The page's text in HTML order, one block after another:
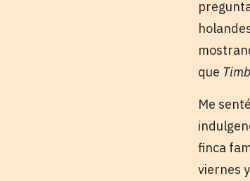
que
Me
finca
viernes